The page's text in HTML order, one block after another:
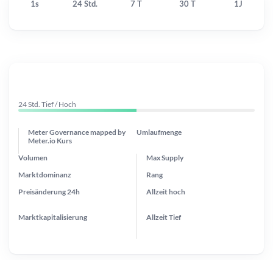
1s 24 Std. 7 T 30 T 1J
24 Std. Tief / Hoch
Meter Governance mapped by
Meter.io Kurs
Umlaufmenge
Preisänderung 24h
Max Supply
Marktdominanz
Marktkapitalisierung
Volumen
Rang
Allzeithoch
AllzeitTief